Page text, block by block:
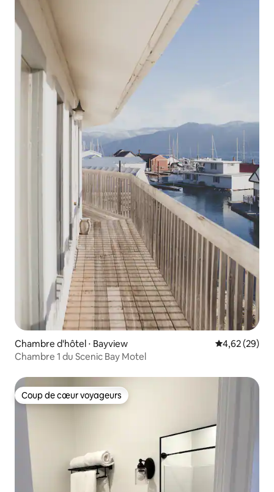
Chambre d'hôtel ⋅ Bayview Évaluation
4,62 (29)
Chambre 1 du Scenic Bay Motel
Coup de cœur voyageurs
Coup de cœur voyageurs